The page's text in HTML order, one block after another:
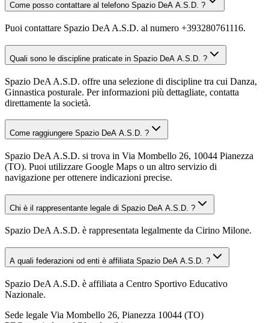
Come posso contattare al telefono Spazio DeA A.S.D. ?
Puoi contattare Spazio DeA A.S.D. al numero +393280761116.
Quali sono le discipline praticate in Spazio DeA A.S.D. ?
Spazio DeA A.S.D. offre una selezione di discipline tra cui Danza,
Ginnastica posturale. Per informazioni più dettagliate, contatta
direttamente la società.
Come raggiungere Spazio DeA A.S.D. ?
Spazio DeA A.S.D. si trova in Via Mombello 26, 10044 Pianezza
(TO). Puoi utilizzare Google Maps o un altro servizio di
navigazione per ottenere indicazioni precise.
Chi è il rappresentante legale di Spazio DeA A.S.D. ?
Spazio DeA A.S.D. è rappresentata legalmente da Cirino Milone.
A quali federazioni od enti è affiliata Spazio DeA A.S.D. ?
Spazio DeA A.S.D. è affiliata a Centro Sportivo Educativo
Nazionale.
Sede legale Via Mombello 26, Pianezza 10044 (TO)